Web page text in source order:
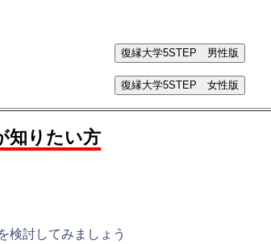
復縁大学5STEP 男性版
復縁大学5STEP 女性版
知りたい方
検討してみましょう